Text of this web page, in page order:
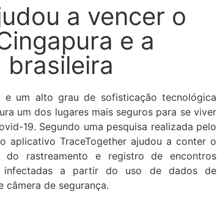
a vencer o
e a
e um alto grau de sofisticação tecnológica
um dos lugares mais seguros para se viver
19. Segundo uma pesquisa realizada pelo
aplicativo TraceTogether ajudou a conter o
rastreamento e registro de encontros
infectadas a partir do uso de dados de
câmera de segurança.